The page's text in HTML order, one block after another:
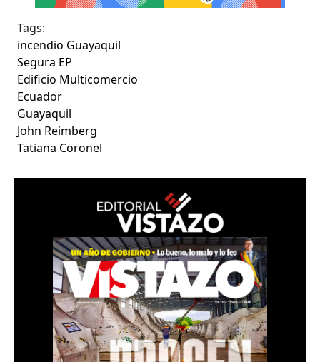
Tags:
incendio Guayaquil
Segura EP
Edificio Multicomercio
Ecuador
Guayaquil
John Reimberg
Tatiana Coronel